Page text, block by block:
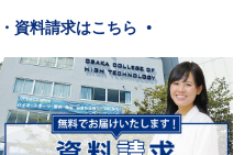
資料請求はこちら